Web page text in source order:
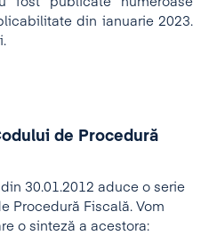
din ianuarie 2023.
de Procedură
30.01.2012 aduce o serie
Procedură Fiscală. Vom
o sinteză a acestora: